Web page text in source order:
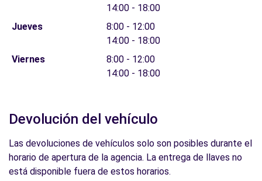
14:00 - 18:00
Jueves
8:00 - 12:00
14:00 - 18:00
Viernes
8:00 - 12:00
14:00 - 18:00
Devolución del vehículo
Las devoluciones de vehículos solo son posibles durante el
horario de apertura de la agencia. La entrega de llaves no
está disponible fuera de estos horarios.